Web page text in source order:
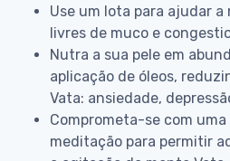
Use um lota para ajudar
livres de muco e
Nutra a sua pele em
aplicação de óleos,
Vata: ansiedade,
Comprometa-se com
meditação para permitir